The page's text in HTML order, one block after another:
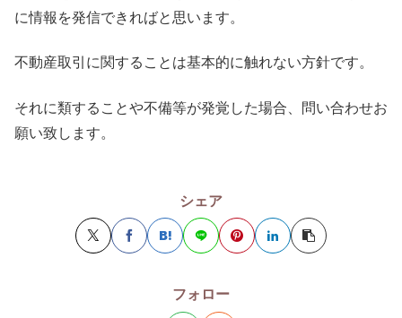
に情報を発信できればと思います。
不動産取引に関することは基本的に触れない方針です。
それに類することや不備等が発覚した場合、問い合わせお
願い致します。
シェア
フォロー